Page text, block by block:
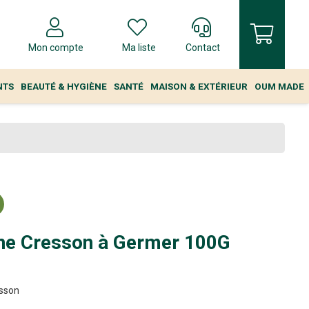
Mon compte Ma liste Contact
BEAUTÉ & HYGIÈNE SANTÉ MAISON & EXTÉRIEUR OUM MADE
Cresson à Germer 100G